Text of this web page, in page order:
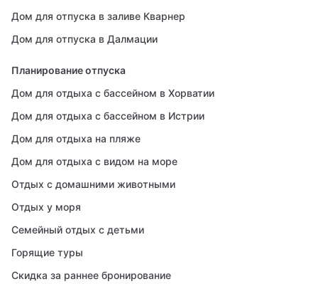
Дом для отпуска в заливе Кварнер
Дом для отпуска в Далмации
Планирование отпуска
Дом для отдыха с бассейном в Хорватии
Дом для отдыха с бассейном в Истрии
Дом для отдыха на пляже
Дом для отдыха с видом на море
Отдых с домашними животными
Отдых у моря
Семейный отдых с детьми
Горящие туры
Скидка за раннее бронирование